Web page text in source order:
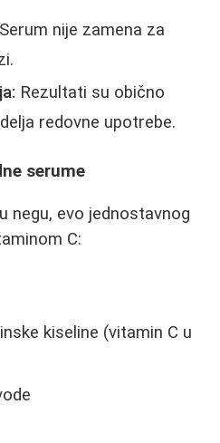
Serum nije zamena za
Rezultati su obično
redovne upotrebe.
serume
negu, evo jednostavnog
C:
kiseline (vitamin C u